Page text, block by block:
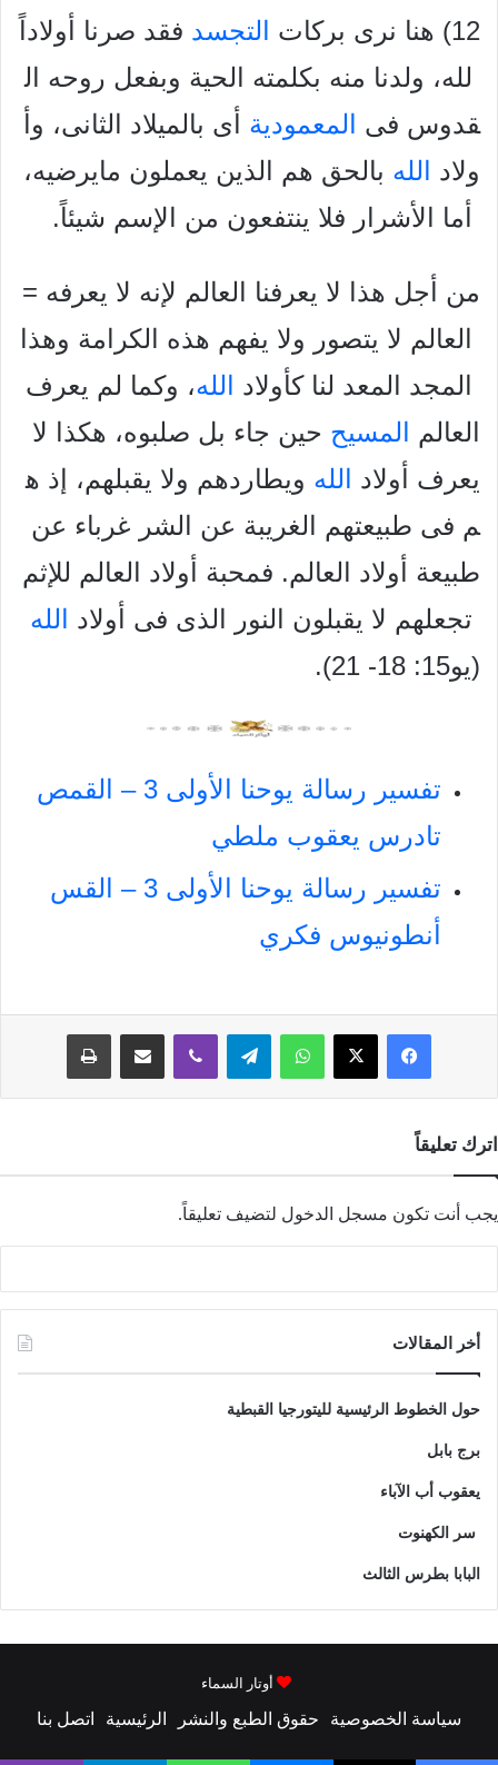
12) هنا نرى بركات
التجسد فقد صرنا أولاداً
لله، ولدنا منه بكلمته الحية وبفعل روحه ال
قدوس فى
المعمودية أى بالميلاد الثانى، وأ
ولاد
الله بالحق هم الذين يعملون مايرضيه،
أما الأشرار فلا ينتفعون من الإسم شيئاً.
من أجل هذا لا يعرفنا العالم لإنه لا يعرفه =
العالم لا يتصور ولا يفهم هذه الكرامة وهذا
المجد المعد لنا كأولاد
الله، وكما لم يعرف
العالم
المسيح حين جاء بل صلبوه، هكذا لا
يعرف أولاد
الله ويطاردهم ولا يقبلهم، إذ ه
م فى طبيعتهم الغريبة عن الشر غرباء عن
طبيعة أولاد العالم. فمحبة أولاد العالم للإثم
تجعلهم لا يقبلون النور الذى فى أولاد
الله
(يو15: 18- 21).
تفسير رسالة يوحنا الأولى 3 – القمص
تادرس يعقوب ملطي
تفسير رسالة يوحنا الأولى 3 – القس
أنطونيوس فكري
فيسبوك‫X واتسابتيلقرامڤايبر مشاركة عبر البريد طباعة
اترك تعليقاً
يجب أنت تكون مسجل الدخول لتضيف تعليقاً.
أخر المقالات
حول الخطوط الرئيسية لليتورجيا القبطية
برج بابل
يعقوب أب الآباء
سر الكهنوت
البابا بطرس الثالث
أوتار السماء
سياسة الخصوصية حقوق الطبع والنشر الرئيسية اتصل بنا